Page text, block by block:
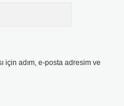
için adım, e-posta adresim ve